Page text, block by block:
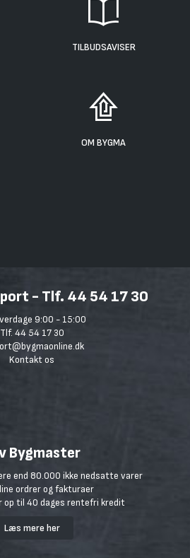
TILBUDSAVISER
OM BYGMA
- Tlf. 44 54 17 30
9:00 - 15:00
Tlf. 44 54 17 30
Kontakt os
Bygmaster
end 80.000 ikke nedsatte varer
ordrer og fakturaer
op til 40 dages rentefri kredit
Læs mere her